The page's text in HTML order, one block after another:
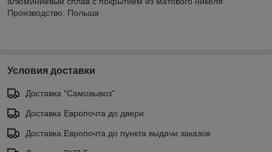
Производство: Польша
Условия доставки
Доставка "Самовывоз"
Доставка Европочта до двери
Доставка Европочта до пункта выдачи заказов